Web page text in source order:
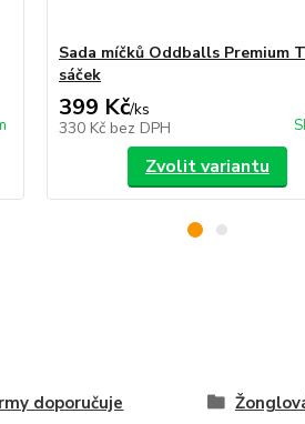
Sada míčků Oddballs Premium
sáček
399 Kč/ks
330 Kč bez DPH
Zvolit variantu
doporučuje